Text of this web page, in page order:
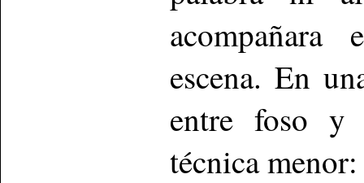
escena. En
entre foso y
técnica